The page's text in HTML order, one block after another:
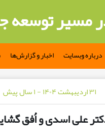
مسیر توسعه
درباره وبسایت اخبار و گزارش‌ها
۳۱ اردیبهشت ۱۴۰۴ - ۱ سال پیش
علی اسدی و اُفق